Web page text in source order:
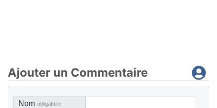
Ajouter un Commentaire
Nom obligatoire